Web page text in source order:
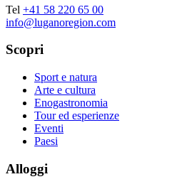
Tel +41 58 220 65 00
info@luganoregion.com
Scopri
Sport e natura
Arte e cultura
Enogastronomia
Tour ed esperienze
Eventi
Paesi
Alloggi